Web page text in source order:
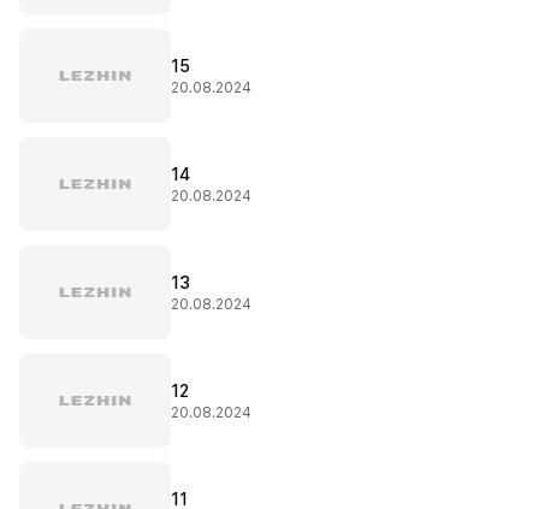
15
20.08.2024
14
20.08.2024
13
20.08.2024
12
20.08.2024
11